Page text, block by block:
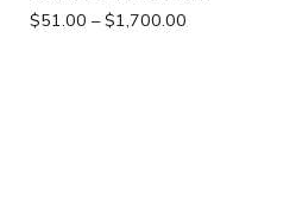
$51.00 – $1,700.00